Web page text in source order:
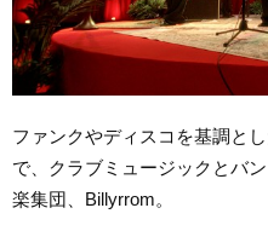
ファンクやディスコを基調と
で、クラブミュージックとバ
楽集団、Billyrrom。